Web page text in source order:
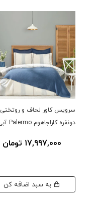
سرویس کاور لحاف و روتختی
دونفره کاراجاهوم Palermo آبی
17,997,000 تومان